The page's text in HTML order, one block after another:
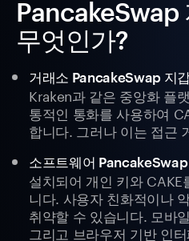
PancakeSwap
무엇인가?
거래소 PancakeSwap 지
Kraken과 같은 중앙화 플
통적인 통화를 사용하여
합니다. 그러나 이는 접근
소프트웨어
설치되어 개인 키와
니다. 사용자 친화적이나
취약할 수 있습니다. 모바
그리고 브라우저 기반 인